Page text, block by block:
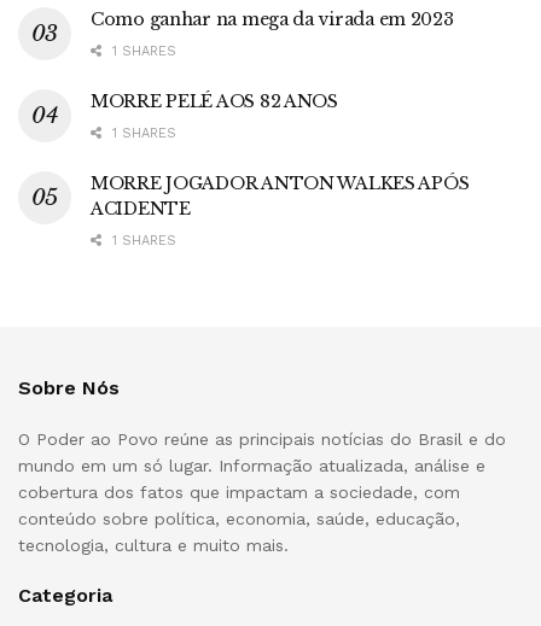
Como ganhar na mega da virada em 2023
1 SHARES
MORRE PELÉ AOS 82 ANOS
1 SHARES
MORRE JOGADOR ANTON WALKES APÓS
ACIDENTE
1 SHARES
Sobre Nós
O Poder ao Povo reúne as principais notícias do Brasil e do
mundo em um só lugar. Informação atualizada, análise e
cobertura dos fatos que impactam a sociedade, com
conteúdo sobre política, economia, saúde, educação,
tecnologia, cultura e muito mais.
Categoria